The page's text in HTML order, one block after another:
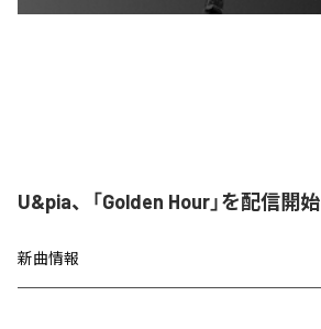
U&pia、「Golden Hour」を配信開始
新曲情報